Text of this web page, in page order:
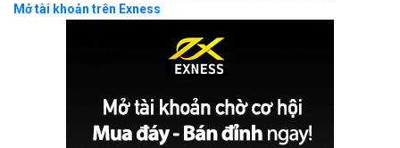
Mở tài khoản trên Exness